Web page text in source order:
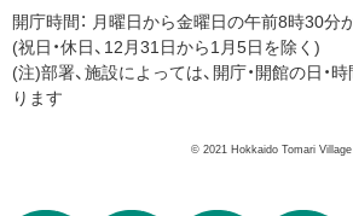
開庁時間： 月曜日から金曜日の午前8時30分
(祝日・休日、12月31日から1月5日を除く)
(注)部署、施設によっては、開庁・開館の日・
ります
© 2021 Hokkaido Tomari Village